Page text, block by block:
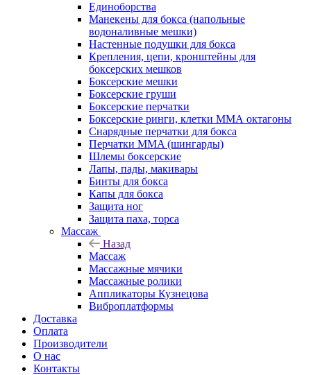
Единоборства
Манекены для бокса (напольные
водоналивные мешки)
Настенные подушки для бокса
Крепления, цепи, кронштейны для
боксерских мешков
Боксерские мешки
Боксерские груши
Боксерские перчатки
Боксерские ринги, клетки ММА октагоны
Снарядные перчатки для бокса
Перчатки MMA (шингарды)
Шлемы боксерские
Лапы, пады, макивары
Бинты для бокса
Капы для бокса
Защита ног
Защита паха, торса
Массаж
Назад
Массаж
Массажные мячики
Массажные ролики
Аппликаторы Кузнецова
Виброплатформы
Доставка
Оплата
Производители
О нас
Контакты